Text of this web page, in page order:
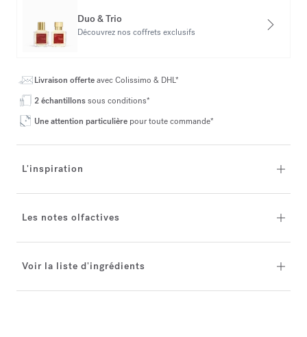
Duo & Trio
Découvrez nos coffrets exclusifs
Livraison offerteavec Colissimo & DHL*
2 échantillonssous conditions*
Une attention particulière pour toute commande*
L'inspiration
Les notes olfactives
Voir la liste d'ingrédients